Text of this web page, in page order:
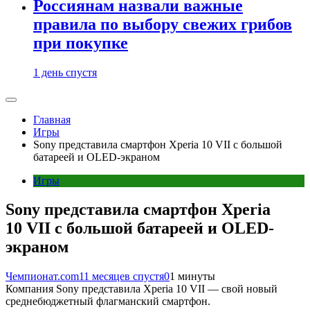
Россиянам назвали важные
правила по выбору свежих грибов
при покупке
1 день спустя
Главная
Игры
Sony представила смартфон Xperia 10 VII с большой
батареей и OLED-экраном
Игры
Sony представила смартфон Xperia
10 VII с большой батареей и OLED-
экраном
Чемпионат.com11 месяцев спустя01 минуты
Компания Sony представила Xperia 10 VII — свой новый
среднебюджетный флагманский смартфон.